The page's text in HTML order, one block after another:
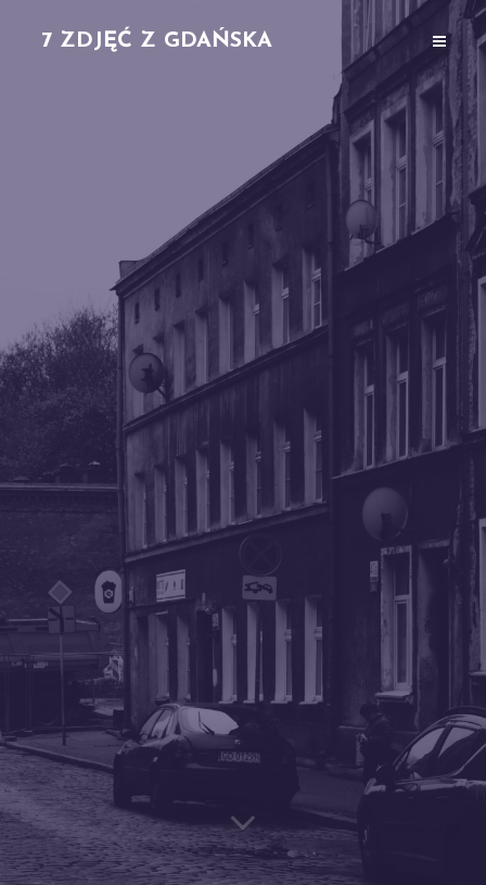
7 ZDJĘĆ Z GDAŃSKA